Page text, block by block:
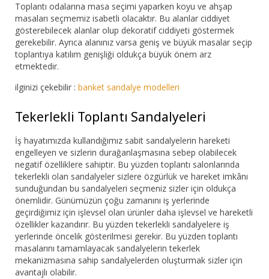
Toplantı odalarına masa seçimi yaparken koyu ve ahşap
masaları seçmemiz isabetli olacaktır. Bu alanlar ciddiyet
gösterebilecek alanlar olup dekoratif ciddiyeti göstermek
gerekebilir. Ayrıca alanınız varsa geniş ve büyük masalar seçip
toplantıya katılım genişliği oldukça büyük önem arz
etmektedir.
ilginizi çekebilir : banket sandalye modelleri
Tekerlekli Toplantı Sandalyeleri
İş hayatımızda kullandığımız sabit sandalyelerin hareketi
engelleyen ve sizlerin durağanlaşmasına sebep olabilecek
negatif özelliklere sahiptir. Bu yüzden toplantı salonlarında
tekerlekli olan sandalyeler sizlere özgürlük ve hareket imkânı
sunduğundan bu sandalyeleri seçmeniz sizler için oldukça
önemlidir. Günümüzün çoğu zamanını iş yerlerinde
geçirdiğimiz için işlevsel olan ürünler daha işlevsel ve hareketli
özellikler kazandırır. Bu yüzden tekerlekli sandalyelere iş
yerlerinde öncelik gösterilmesi gerekir. Bu yüzden toplantı
masalarını tamamlayacak sandalyelerin tekerlek
mekanizmasına sahip sandalyelerden oluşturmak sizler için
avantajlı olabilir.